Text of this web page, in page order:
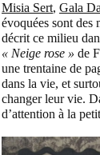
Misia Sert, Gala
évoquées sont des
décrit ce milieu
« Neige rose » de
une trentaine de
dans la vie, et
changer leur vie.
d’attention à la